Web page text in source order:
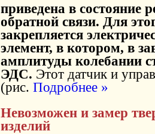
приведена в состояние
обратной связи. Для
закрепляется
элемент, в котором, в
амплитуды колебании
ЭДС. Этот датчик и
(рис. Подробнее »
Невозможен и замер
изделий